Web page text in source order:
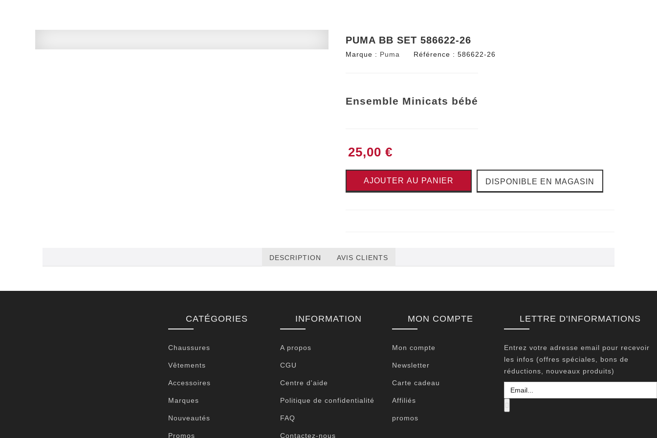
PUMA BB SET 586622-26
Marque : Puma Référence : 586622-26
Ensemble Minicats bébé
25,00 €
AJOUTER AU PANIER DISPONIBLE EN MAGASIN
DESCRIPTION AVIS CLIENTS
CATÉGORIES
Chaussures
Vêtements
Accessoires
Marques
Nouveautés
Promos
INFORMATION
A propos
CGU
Centre d'aide
Politique de confidentialité
FAQ
Contactez-nous
MON COMPTE
Mon compte
Newsletter
Carte cadeau
Affiliés
promos
LETTRE D'INFORMATIONS
Entrez votre adresse email pour recevoir
les infos (offres spéciales, bons de
réductions, nouveaux produits)